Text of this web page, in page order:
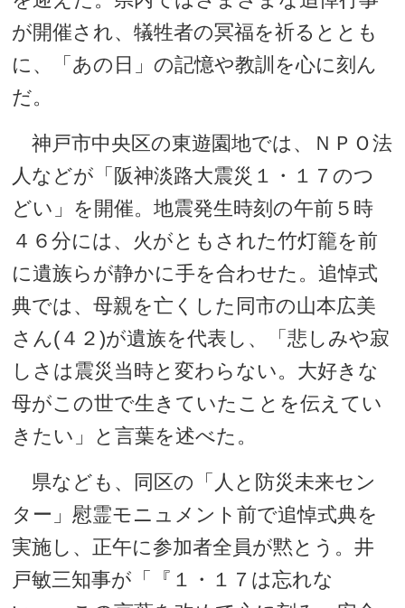
が開催され、犠牲者の冥福を祈るととも
に、「あの日」の記憶や教訓を心に刻ん
だ。
神戸市中央区の東遊園地では、ＮＰＯ法
人などが「阪神淡路大震災１・１７のつ
どい」を開催。地震発生時刻の午前５時
４６分には、火がともされた竹灯籠を前
に遺族らが静かに手を合わせた。追悼式
典では、母親を亡くした同市の山本広美
さん(４２)が遺族を代表し、「悲しみや寂
しさは震災当時と変わらない。大好きな
母がこの世で生きていたことを伝えてい
きたい」と言葉を述べた。
県なども、同区の「人と防災未来セン
ター」慰霊モニュメント前で追悼式典を
実施し、正午に参加者全員が黙とう。井
戸敏三知事が「『１・１７は忘れな